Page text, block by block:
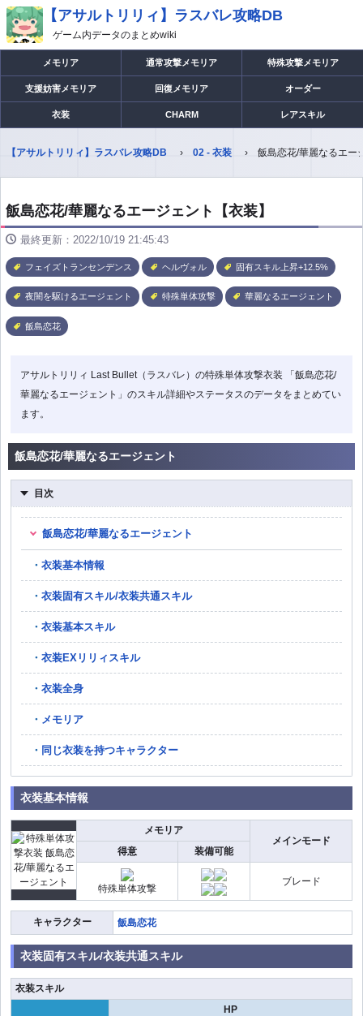
【アサルトリリィ】ラスバレ攻略DB
ゲーム内データのまとめwiki
メモリア 通常攻撃メモリア 特殊攻撃メモリア
支援妨害メモリア 回復メモリア オーダー
衣装 CHARM レアスキル
【アサルトリリィ】ラスバレ攻略DB 02 - 衣装 飯島恋花/華麗なるエー
飯島恋花/華麗なるエージェント【衣装】
最終更新：2022/10/19 21:45:43
フェイズトランセンデンス ヘルヴォル 固有スキル上昇+12.5%
夜闇を駆けるエージェント 特殊単体攻撃 華麗なるエージェント
飯島恋花
アサルトリリィ Last Bullet（ラスバレ）の特殊単体攻撃衣装 「飯島恋花/
華麗なるエージェント」のスキル詳細やステータスのデータをまとめてい
ます。
飯島恋花/華麗なるエージェント
目次
飯島恋花/華麗なるエージェント
衣装基本情報
衣装固有スキル/衣装共通スキル
衣装基本スキル
衣装EXリリィスキル
衣装全身
メモリア
同じ衣装を持つキャラクター
衣装基本情報
メモリア
メインモード
得意
装備可能
特殊単体攻撃
ブレード
キャラクター 飯島恋花
衣装固有スキル/衣装共通スキル
衣装スキル
HP